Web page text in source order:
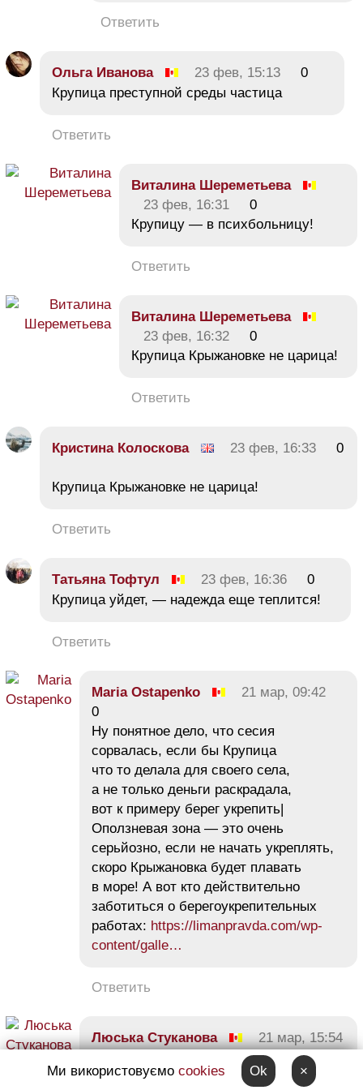
Ответить
Ольга Иванова 23 фев, 15:13
0
Крупица преступной среды частица
Ответить
Виталина Шереметьева
23 фев, 16:31
0
Крупицу — в психбольницу!
Ответить
Виталина Шереметьева
23 фев, 16:32
0
Крупица Крыжановке не царица!
Ответить
Кристина Колоскова 23 фев, 16:33 0
Крупица Крыжановке не царица!
Ответить
Татьяна Тофтул 23 фев, 16:36
0
Крупица уйдет, — надежда еще теплится!
Ответить
Maria Ostapenko
21 мар, 09:42
0
Ну понятное дело, что сесия
сорвалась, если бы Крупица
что то делала для своего села,
а не только деньги раскрадала,
вот к примеру берег укрепить|
Оползневая зона — это очень
серьйозно, если не начать укреплять,
скоро Крыжановка будет плавать
в море! А вот кто действительно
заботиться о берегоукрепительных
работах: https://limanpravda.com/wp-
content/galle…
Ответить
Люська Стуканова
21 мар, 15:54
https://limanpravda.com/wp-
Ми використовуємо cookies Ok ×